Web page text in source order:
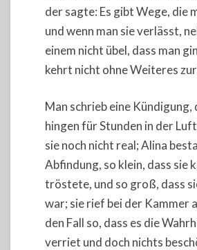
der sagte: Es gibt Wege, die
und wenn man sie verlässt,
einem nicht übel, dass man
kehrt nicht ohne Weiteres
Man schrieb eine
hingen für Stunden in der
sie noch nicht real; Alina
Abfindung, so klein, dass sie
tröstete, und so groß, dass
war; sie rief bei der Kammer
den Fall so, dass es die
verriet und doch nichts